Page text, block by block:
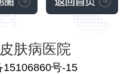
肤病医院
15106860号-15